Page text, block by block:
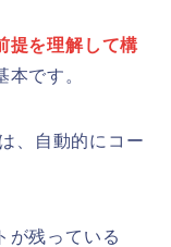
提を理解して構
です。
、自動的にコー
が残っている